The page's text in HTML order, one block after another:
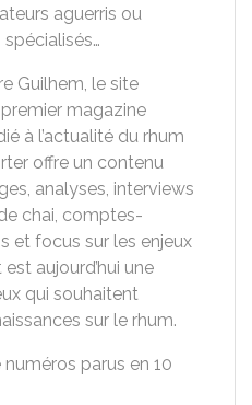
aguerris ou
Guilhem, le site
magazine
à l’actualité du rhum
offre un contenu
analyses, interviews
chai, comptes-
et focus sur les enjeux
aujourd’hui une
qui souhaitent
sur le rhum.
parus en 10